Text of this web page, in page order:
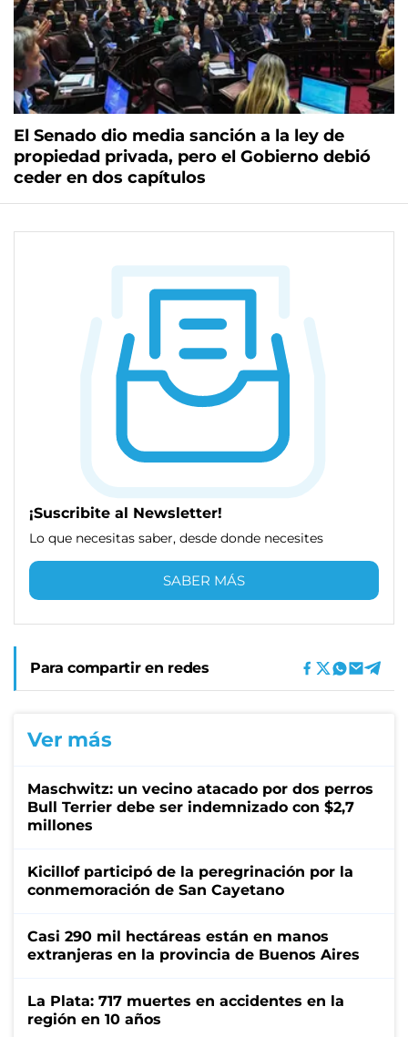
El Senado dio media sanción a la ley de
propiedad privada, pero el Gobierno debió
ceder en dos capítulos
¡Suscribite al Newsletter!
Lo que necesitas saber, desde donde necesites
SABER MÁS
Para compartir en redes
Ver más
Maschwitz: un vecino atacado por dos perros
Bull Terrier debe ser indemnizado con $2,7
millones
Kicillof participó de la peregrinación por la
conmemoración de San Cayetano
Casi 290 mil hectáreas están en manos
extranjeras en la provincia de Buenos Aires
La Plata: 717 muertes en accidentes en la
región en 10 años